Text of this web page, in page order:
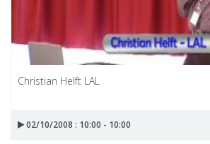
Christian Helft LAL
02/10/2008 : 10:00 - 10:00